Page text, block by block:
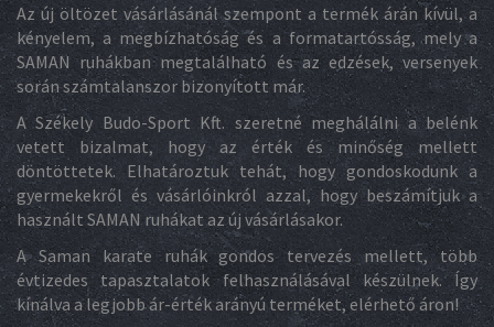
Az új öltözet vásárlásánál szempont a termék árán kívül, a
kényelem, a megbízhatóság és a formatartósság, mely a
SAMAN ruhákban megtalálható és az edzések, versenyek
során számtalanszor bizonyított már.
A Székely Budo-Sport Kft. szeretné meghálálni a belénk
vetett bizalmat, hogy az érték és minőség mellett
döntöttetek. Elhatároztuk tehát, hogy gondoskodunk a
gyermekekről és vásárlóinkról azzal, hogy beszámítjuk a
használt SAMAN ruhákat az új vásárlásakor.
A Saman karate ruhák gondos tervezés mellett, több
évtizedes tapasztalatok felhasználásával készülnek. Így
kínálva a legjobb ár-érték arányú terméket, elérhető áron!